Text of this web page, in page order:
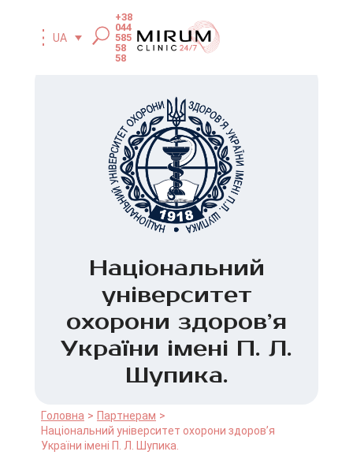
UA
+38
044
585
58
58
Національний
університет
охорони здоров’я
України імені П. Л.
Шупика.
Головна
Партнерам
Національний університет охорони здоров’я
України імені П. Л. Шупика.